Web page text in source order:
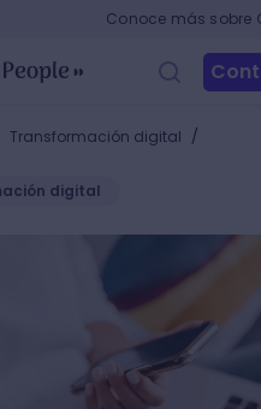
Conoce más sobre
Transformación digital /
digital
digital para